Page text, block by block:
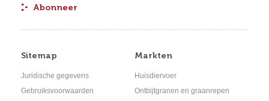
Sitemap
Juridische gegevens
Gebruiksvoorwaarden
Markten
Huisdiervoer
Ontbijtgranen en graanrepen